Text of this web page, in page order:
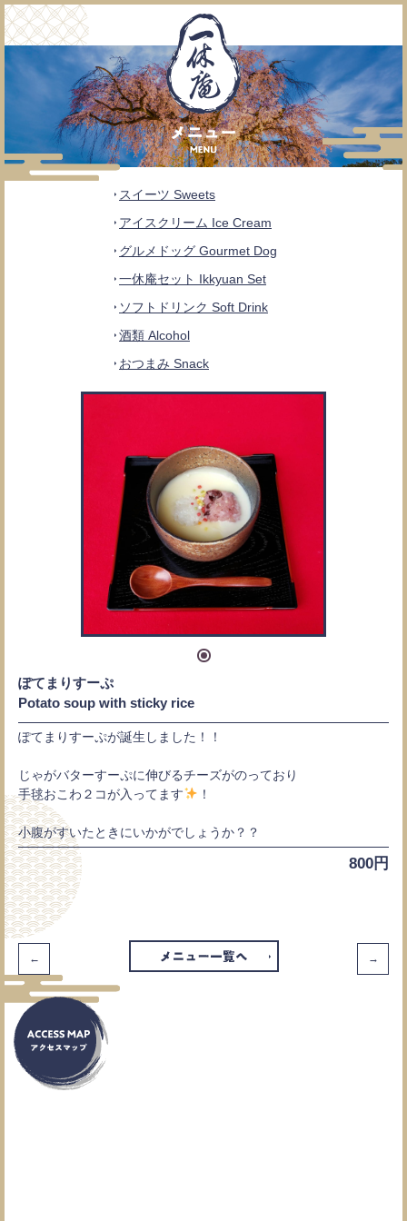
スイーツ Sweets
アイスクリーム Ice Cream
グルメドッグ Gourmet Dog
一休庵セット Ikkyuan Set
ソフトドリンク Soft Drink
酒類 Alcohol
おつまみ Snack
ぽてまりすーぷ
Potato soup with sticky rice
ぽてまりすーぷが誕生しました！！
じゃがバターすーぷに伸びるチーズがのっており
手毬おこわ２コが入ってます
！
小腹がすいたときにいかがでしょうか？？
800円
← →